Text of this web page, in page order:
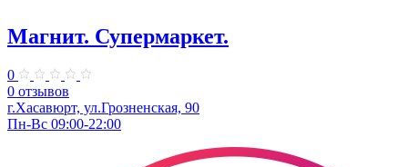
Магнит. Супермаркет.
0
0 отзывов
г.Хасавюрт, ул.Грозненская, 90
Пн-Вс 09:00-22:00